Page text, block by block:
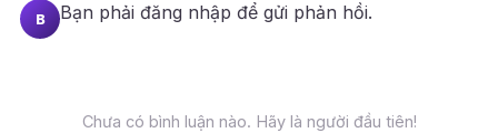
B Bạn phải đăng nhập để gửi phản hồi.
Chưa có bình luận nào. Hãy là người đầu tiên!